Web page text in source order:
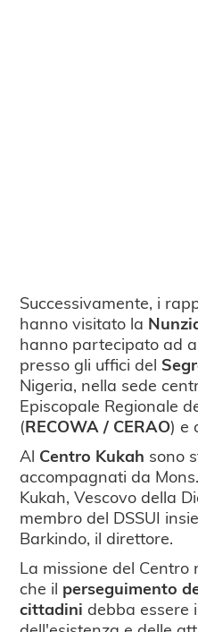
Successivamente, i
hanno visitato la
hanno partecipato ad
presso gli uffici del
Nigeria, nella sede
Episcopale Regionale
(RECOWA / CERAO) e
Al Centro Kukah sono
accompagnati da
Kukah, Vescovo della
membro del DSSUI
Barkindo, il direttore.
La missione del
che il perseguimento
cittadinidebba essere